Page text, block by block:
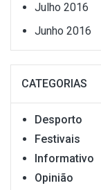
Julho 2016
Junho 2016
CATEGORIAS
Desporto
Festivais
Informativo
Opinião